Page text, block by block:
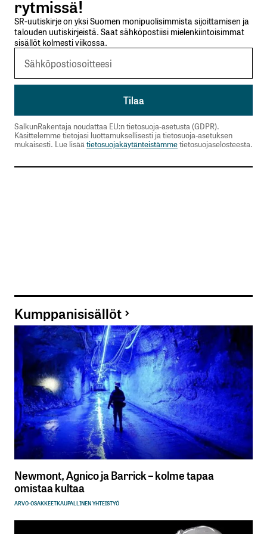
rytmissä!
SR-uutiskirje on yksi Suomen monipuolisimmista sijoittamisen ja
talouden uutiskirjeistä. Saat sähköpostiisi mielenkiintoisimmat
sisällöt kolmesti viikossa.
SalkunRakentaja noudattaa EU:n tietosuoja-asetusta (GDPR).
Käsittelemme tietojasi luottamuksellisesti ja tietosuoja-asetuksen
mukaisesti. Lue lisää tietosuojakäytänteistämmetietosuojaselosteesta.
Kumppanisisällöt
Newmont, Agnico ja Barrick – kolme tapaa
omistaa kultaa
ARVO-OSAKKEETKAUPALLINEN YHTEISTYÖ